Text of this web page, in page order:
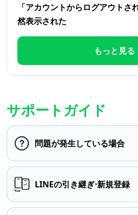
「アカウントからログアウトさ
然表示された
もっと見る
サポートガイド
問題が発生している場合
LINEの引き継ぎ⋅新規登録